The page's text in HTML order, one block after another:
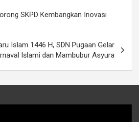
SKPD Kembangkan Inovasi
Islam 1446 H, SDN Pugaan Gelar
Islami dan Mambubur Asyura